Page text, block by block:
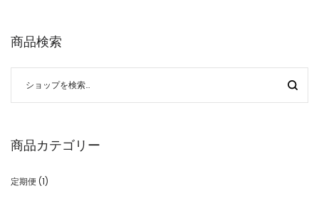
商品検索
商品カテゴリー
定期便 (1)